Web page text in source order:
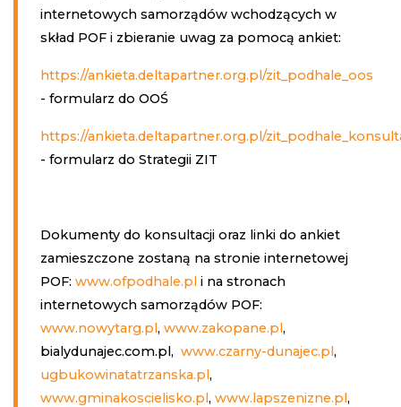
internetowych samorządów wchodzących w
skład POF i zbieranie uwag za pomocą ankiet:
https://ankieta.deltapartner.org.pl/zit_podhale_oos
- formularz do OOŚ
https://ankieta.deltapartner.org.pl/
- formularz do Strategii ZIT
Dokumenty do konsultacji oraz linki do ankiet
zamieszczone zostaną na stronie internetowej
POF: www.ofpodhale.pli na stronach
internetowych samorządów POF:
www.nowytarg.pl, www.zakopane.pl,
bialydunajec.com.pl, www.czarny-dunajec.pl,
ugbukowinatatrzanska.pl,
www.gminakoscielisko.pl, www.lapszenizne.pl,